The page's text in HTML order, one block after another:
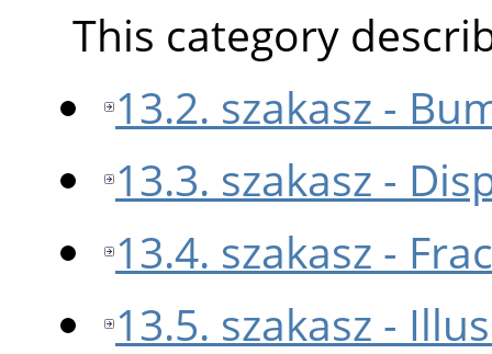
This category
13.2. szakasz -
13.3. szakasz -
13.4. szakasz -
13.5. szakasz -